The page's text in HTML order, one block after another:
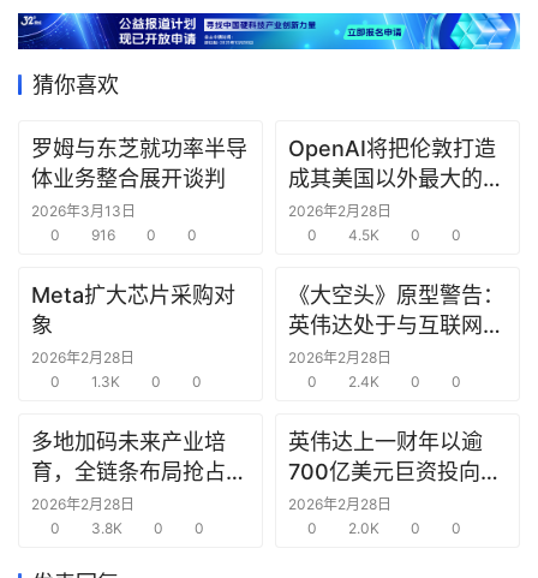
数
据
选
报
告
投
之
窗
机
链
合
猜你喜欢
罗姆与东芝就功率半导
体业务整合展开谈判
2026年3月13日
0
916 0 0
OpenAI将把伦敦打造
成其美国以外最大的研
究中心
2026年2月28日
0
4.5K 0 0
Meta扩大芯片采购对
象
2026年2月28日
0
1.3K 0 0
《大空头》原型警告：
英伟达处于与互联网泡
沫时期思科同样的“危
险境地”
2026年2月28日
0
2.4K 0 0
多地加码未来产业培
育，全链条布局抢占新
赛道先机
2026年2月28日
0
3.8K 0 0
英伟达上一财年以逾
700亿美元巨资投向合
作方，竭力巩固AI芯片
需求
2026年2月28日
0
2.0K 0 0